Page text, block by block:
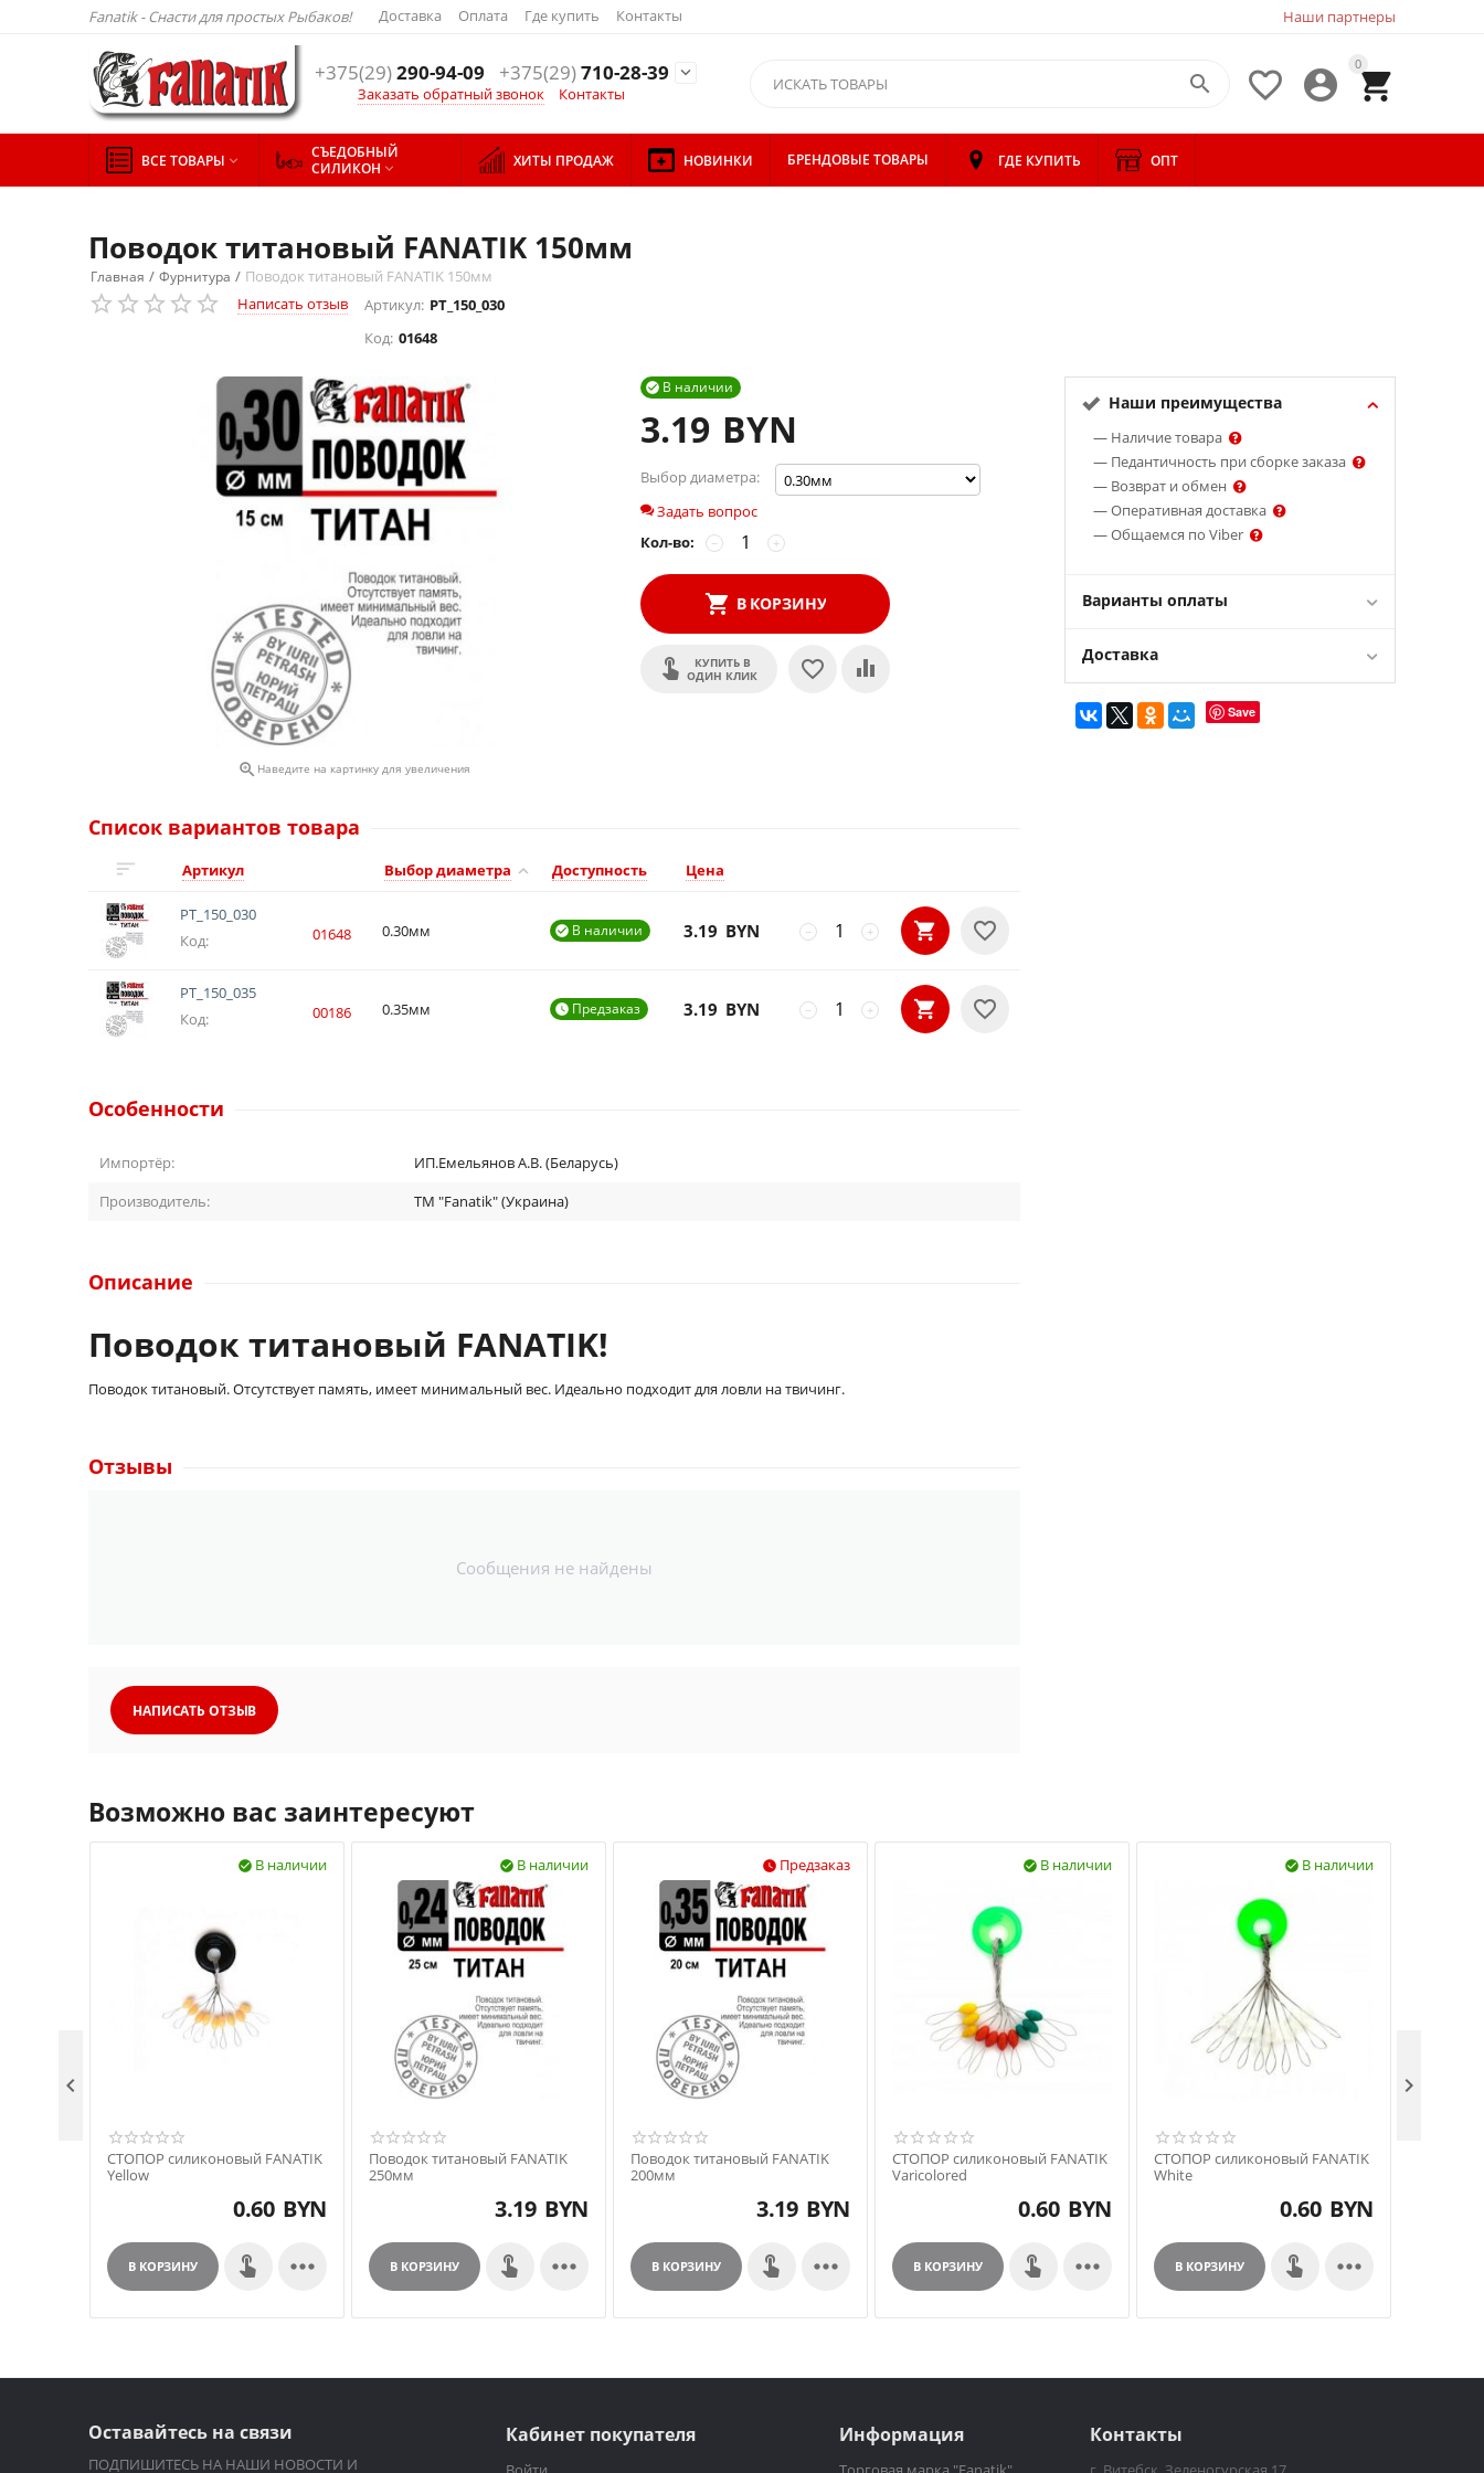
Fanatik - Снасти для простых Рыбаков! Доставка Оплата Где купить Контакты Наши партнеры
+375(29)290-94-09 +375(29)710-28-39

Заказать обратный звонок
Контакты
0




ВСЕ ТОВАРЫ 
СЪЕДОБНЫЙ
СИЛИКОН  ХИТЫ ПРОДАЖ НОВИНКИ БРЕНДОВЫЕ ТОВАРЫ ГДЕ КУПИТЬ ОПТ
Поводок титановый FANATIK 150мм
Главная / Фурнитура / Поводок титановый FANATIK 150мм
Написать отзыв
Артикул: PT_150_030
Код: 01648
 Наведите на картинку для увеличения
В наличии

3.19 BYN
Выбор диаметра:
Задать вопрос
Кол-во:
+
−
В КОРЗИНУ
КУПИТЬ В
ОДИН КЛИК
Наши преимущества
— Наличие товара
— Педантичность при сборке заказа
— Возврат и обмен
— Оперативная доставка
— Общаемся по Viber
Варианты оплаты
Доставка
Save
Список вариантов товара
Артикул Выбор диаметра Доступность Цена
PT_150_030
Код:
01648 0.30мм В наличии
 3.19 BYN +
−
PT_150_035
Код:
00186 0.35мм Предзаказ
 3.19 BYN +
−
Особенности
Импортёр:
ИП.Емельянов А.В. (Беларусь)
Производитель:
TM "Fanatik" (Украина)
Описание
Поводок титановый FANATIK!
Поводок титановый. Отсутствует память, имеет минимальный вес. Идеально подходит для ловли на твичинг.
Отзывы
Сообщения не найдены
НАПИСАТЬ ОТЗЫВ
Возможно вас заинтересуют
В наличии

СТОПОР силиконовый FANATIK
Yellow
0.60 BYN
В КОРЗИНУ 
В наличии

Поводок титановый FANATIK
250мм
3.19 BYN
В КОРЗИНУ 
Предзаказ

Поводок титановый FANATIK
200мм
3.19 BYN
В КОРЗИНУ 
В наличии

СТОПОР силиконовый FANATIK
Varicolored
0.60 BYN
В КОРЗИНУ 
В наличии

СТОПОР силиконовый FANATIK
White
0.60 BYN
В КОРЗИНУ 
 
Оставайтесь на связи
ПОДПИШИТЕСЬ НА НАШИ НОВОСТИ И
Кабинет покупателя Информация Контакты